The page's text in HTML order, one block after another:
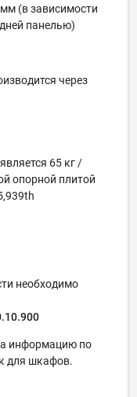
(в зависимости
панелью)
через
65 кг /
опорной плитой
необходимо
информацию по
для шкафов.